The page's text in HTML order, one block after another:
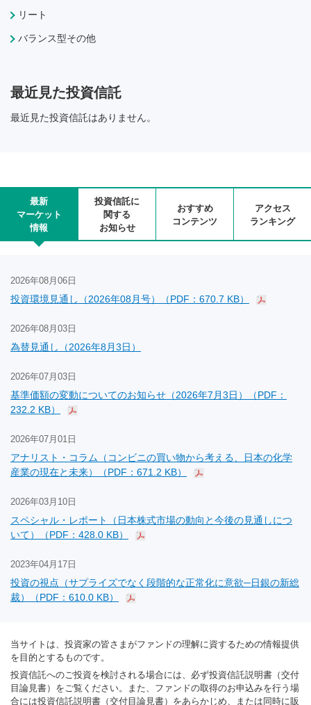
リート
バランス型その他
最近見た投資信託
最近見た投資信託はありません。
最新
マーケット
情報
投資信託に
関する
お知らせ
おすすめ
コンテンツ
アクセス
ランキング
2026年08月06日
投資環境見通し（2026年08月号）（PDF：670.7 KB）
2026年08月03日
為替見通し（2026年8月3日）
2026年07月03日
基準価額の変動についてのお知らせ（2026年7月3日）（PDF：
232.2 KB）
2026年07月01日
アナリスト・コラム（コンビニの買い物から考える、日本の化学
産業の現在と未来）（PDF：671.2 KB）
2026年03月10日
スペシャル・レポート（日本株式市場の動向と今後の見通しにつ
いて）（PDF：428.0 KB）
2023年04月17日
投資の視点（サプライズでなく段階的な正常化に意欲─日銀の新総
裁）（PDF：610.0 KB）
当サイトは、投資家の皆さまがファンドの理解に資するための情報提供
を目的とするものです。
投資信託へのご投資を検討される場合には、必ず投資信託説明書（交付
目論見書）をご覧ください。また、ファンドの取得のお申込みを行う場
合には投資信託説明書（交付目論見書）をあらかじめ、または同時に販